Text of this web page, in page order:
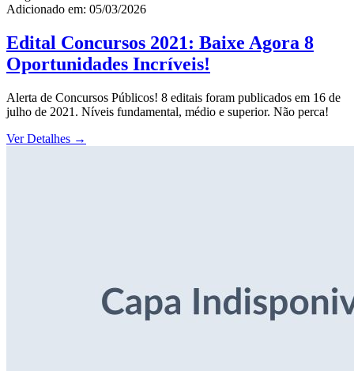
Adicionado em: 05/03/2026
Edital Concursos 2021: Baixe Agora 8
Oportunidades Incríveis!
Alerta de Concursos Públicos! 8 editais foram publicados em 16 de
julho de 2021. Níveis fundamental, médio e superior. Não perca!
Ver Detalhes →